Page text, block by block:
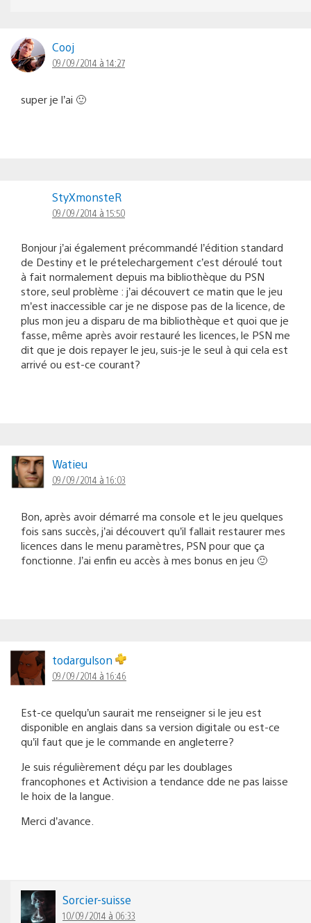
Cooj
09/09/2014 à 14:27
super je l’ai 🙂
StyXmonsteR
09/09/2014 à 15:50
Bonjour j’ai également précommandé l’édition standard
de Destiny et le prételechargement c’est déroulé tout
à fait normalement depuis ma bibliothèque du PSN
store, seul problème : j’ai découvert ce matin que le jeu
m’est inaccessible car je ne dispose pas de la licence, de
plus mon jeu a disparu de ma bibliothèque et quoi que je
fasse, même après avoir restauré les licences, le PSN me
dit que je dois repayer le jeu, suis-je le seul à qui cela est
arrivé ou est-ce courant?
Watieu
09/09/2014 à 16:03
Bon, après avoir démarré ma console et le jeu quelques
fois sans succès, j’ai découvert qu’il fallait restaurer mes
licences dans le menu paramètres, PSN pour que ça
fonctionne. J’ai enfin eu accès à mes bonus en jeu 🙂
todargulson
09/09/2014 à 16:46
Est-ce quelqu’un saurait me renseigner si le jeu est
disponible en anglais dans sa version digitale ou est-ce
qu’il faut que je le commande en angleterre?
Je suis régulièrement déçu par les doublages
francophones et Activision a tendance dde ne pas laisse
le hoix de la langue.
Merci d’avance.
Sorcier-suisse
10/09/2014 à 06:33